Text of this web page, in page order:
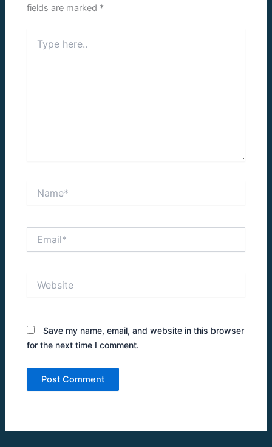
fields are marked *
here..
Save my name, email, and website in this browser
for the next time I comment.